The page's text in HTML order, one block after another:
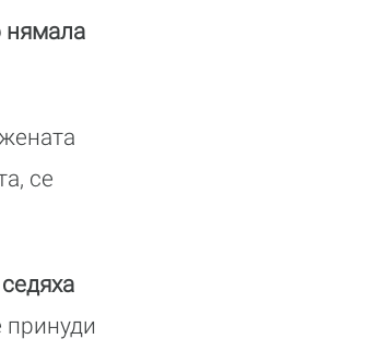
нямала
се